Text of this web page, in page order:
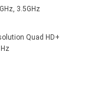
3.5GHz
Quad HD+